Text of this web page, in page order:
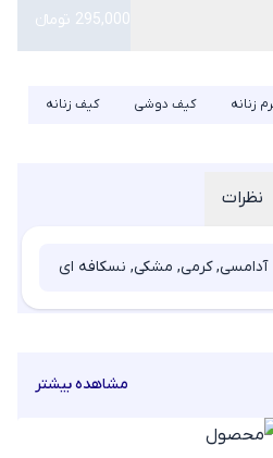
295,000 تومانء
زنانه کیف دوشی کیف زنانه
نظرات
آدامسی, کرمی, مشکی, نسکافه ای
مشاهده بیشتر